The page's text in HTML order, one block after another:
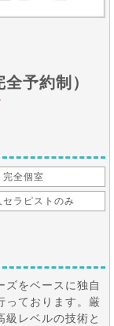
予約制）
完全個室
セラピストのみ
ズをベースに独自
っております。厳
レベルの技術と